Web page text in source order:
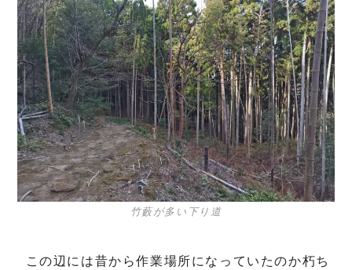
竹藪が多い下り道
この辺には昔から作業場所になっていたのか朽ち